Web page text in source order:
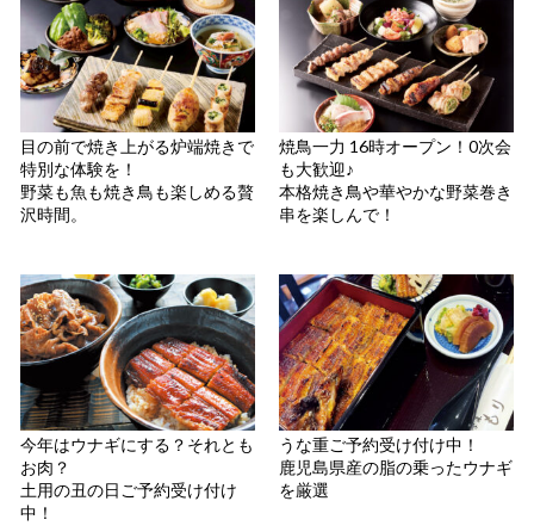
目の前で焼き上がる炉端焼きで
特別な体験を！
野菜も魚も焼き鳥も楽しめる贅
沢時間。
焼鳥一力 16時オープン！0次会
も大歓迎♪
本格焼き鳥や華やかな野菜巻き
串を楽しんで！
今年はウナギにする？それとも
お肉？
土用の丑の日ご予約受け付け
中！
うな重ご予約受け付け中！
鹿児島県産の脂の乗ったウナギ
を厳選